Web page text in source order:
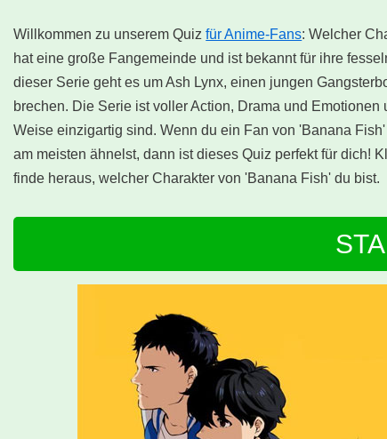
Willkommen zu unserem Quizfür Anime-Fans: Welcher
hat eine große Fangemeinde und ist bekannt für ihre
dieser Serie geht es um Ash Lynx, einen jungen
brechen. Die Serie ist voller Action, Drama und
Weise einzigartig sind. Wenn du ein Fan von 'Banana
am meisten ähnelst, dann ist dieses Quiz perfekt für dich!
finde heraus, welcher Charakter von 'Banana Fish' du bist.